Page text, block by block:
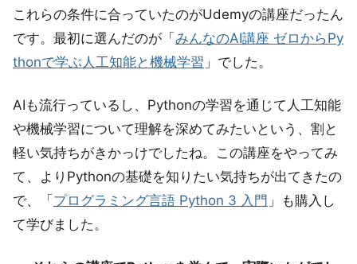
これらの条件に合っていたのがUdemyの講座だったん
です。最初に選んだのが「みんなのAI講座 ゼロからPy
thonで学ぶ人工知能と機械学習 」でした。
AIも流行っているし、Pythonの学習を通じて人工知能
や機械学習について理解を深めてみたいという、割と
軽い気持ちがきかっけでしたね。この講座をやってみ
て、よりPythonの基礎を知りたい気持ちが出てきたの
で、「プログラミング言語 Python 3 入門 」も購入し
て学びました。